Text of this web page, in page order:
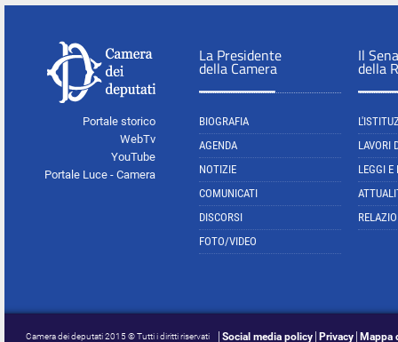
Portale storico
WebTv
YouTube
Portale Luce - Camera
La Presidente
della Camera
BIOGRAFIA
AGENDA
NOTIZIE
COMUNICATI
DISCORSI
FOTO/VIDEO
Il
della
LAVORI
LEGGI E
Camera dei deputati 2015 © Tutti i diritti riservati Social media policy Privacy Mappa